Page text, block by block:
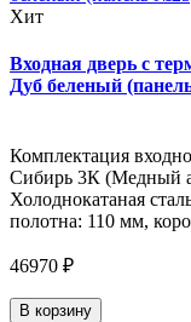
Хит
Входная дверь с
Дуб беленый
Комплектация
Сибирь 3К (Медный
Холоднокатаная
полотна: 110 мм,
46970 ₽
В корзину